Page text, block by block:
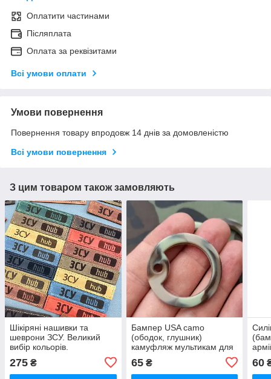
Оплатити частинами
Післяплата
Оплата за реквізитами
Всі умови оплати
Умови повернення
Повернення товару впродовж 14 днів за домовленістю
Всі умови повернення
З цим товаром також замовляють
Шікіряні нашивки та
шеврони ЗСУ. Великий
вибір кольорів.
гравіювання, не
стирається та не тьмяніє.
275 ₴
Бампер USA camo
(ободок, глушник)
камуфляж мультикам для
військового, армійського
жетону. Оплата при
отриманні. Не залишає
65₴ 60